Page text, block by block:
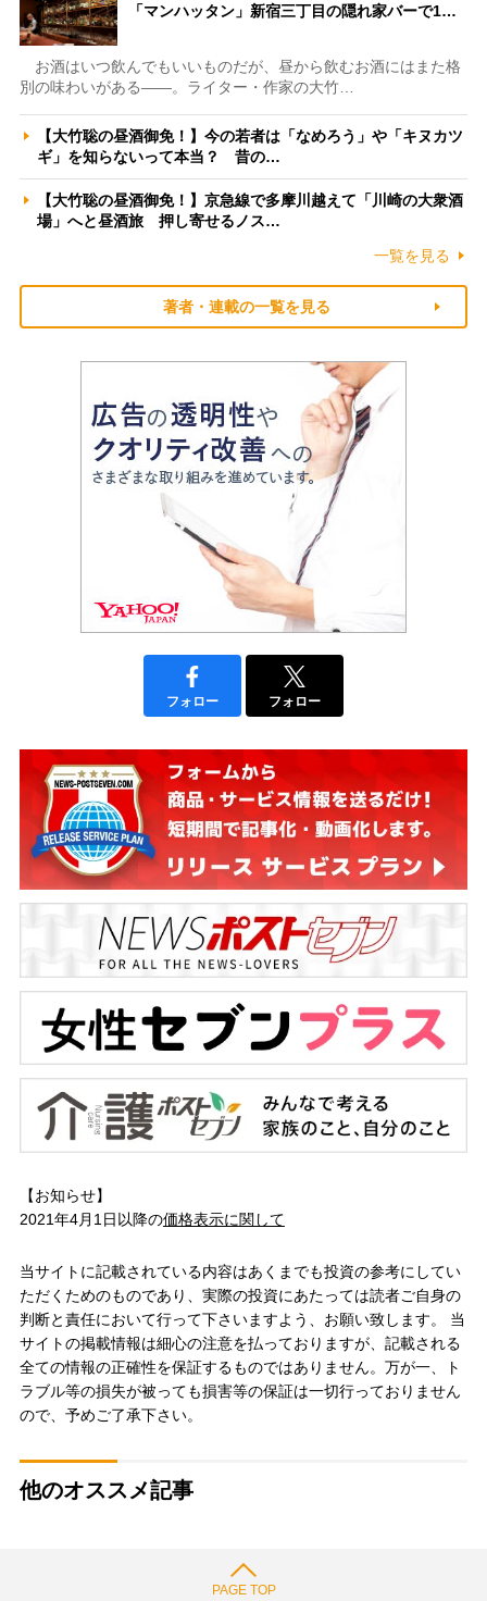
「マンハッタン」新宿三丁目の隠れ家バーで1…
お酒はいつ飲んでもいいものだが、昼から飲むお酒にはまた格
別の味わいがある――。ライター・作家の大竹…
【大竹聡の昼酒御免！】今の若者は「なめろう」や「キヌカツ
ギ」を知らないって本当？ 昔の…
【大竹聡の昼酒御免！】京急線で多摩川越えて「川崎の大衆酒
場」へと昼酒旅 押し寄せるノス…
一覧を見る
著者・連載の一覧を見る
フォロー フォロー
【お知らせ】
2021年4月1日以降の価格表示に関して
当サイトに記載されている内容はあくまでも投資の参考にしてい
ただくためのものであり、実際の投資にあたっては読者ご自身の
判断と責任において行って下さいますよう、お願い致します。 当
サイトの掲載情報は細心の注意を払っておりますが、記載される
全ての情報の正確性を保証するものではありません。万が一、ト
ラブル等の損失が被っても損害等の保証は一切行っておりません
ので、予めご了承下さい。
他のオススメ記事
PAGE TOP